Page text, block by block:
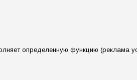
определенную функцию